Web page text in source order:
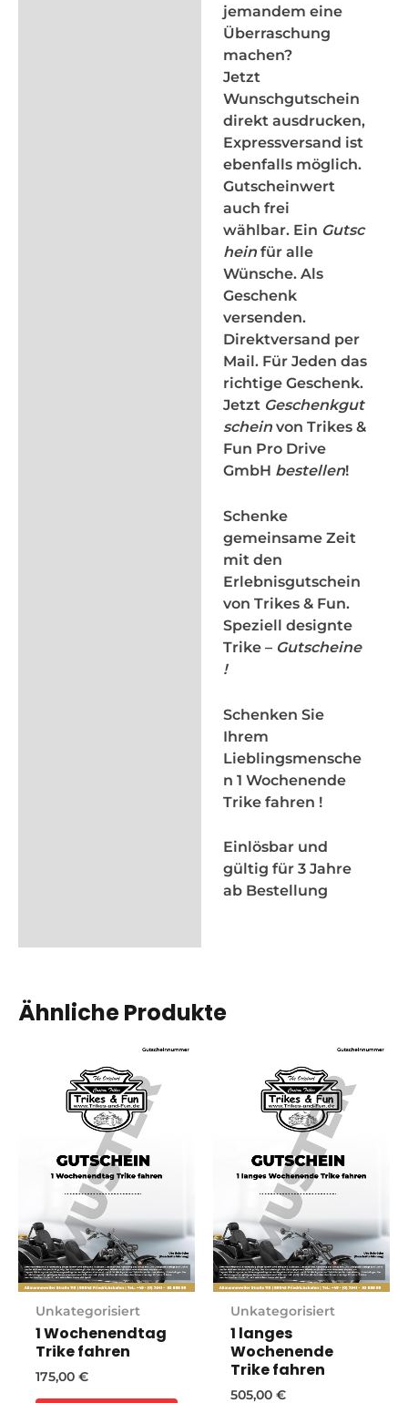
jemandem eine
Überraschung
machen?
Jetzt
Wunschgutschein
direkt ausdrucken,
Expressversand ist
ebenfalls möglich.
Gutscheinwert
auch frei
wählbar. Ein Gutsc
hein für alle
Wünsche. Als
Geschenk
versenden.
Direktversand per
Mail. Für Jeden das
richtige Geschenk.
Jetzt Geschenkgut
schein von Trikes &
Fun Pro Drive
GmbH bestellen!
Schenke
gemeinsame Zeit
mit den
Erlebnisgutschein
von Trikes & Fun.
Speziell designte
Trike – Gutscheine
!
Schenken Sie
Ihrem
Lieblingsmensche
n 1 Wochenende
Trike fahren !
Einlösbar und
gültig für 3 Jahre
ab Bestellung
Ähnliche Produkte
Unkategorisiert
1 Wochenendtag
Trike fahren
175,00€
Unkategorisiert
1 langes
Wochenende
Trike fahren
505,00€